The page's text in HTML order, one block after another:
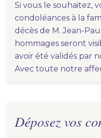
Si vous le souhaitez,
condoléances à la
décès de M. Jean-
hommages seront
avoir été validés par
Avec toute notre
Déposez vos